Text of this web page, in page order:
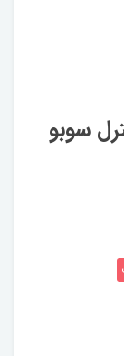
سوبو